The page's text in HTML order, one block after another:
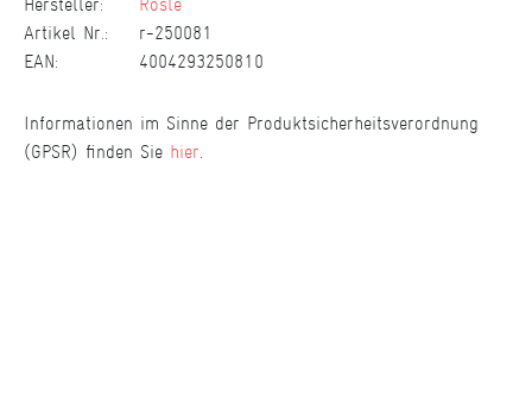
Artikel Nr.:
r-250081
EAN:
4004293250810
Informationen im Sinne der Produktsicherheitsverordnung
(GPSR) finden Sie hier.